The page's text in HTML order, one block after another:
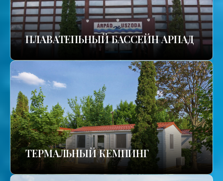
ПЛАВАТЕПЬНЫЙ БАССЕЙН АРПАД
ТЕРМАЛЬНЫЙ КЕМПИНГ